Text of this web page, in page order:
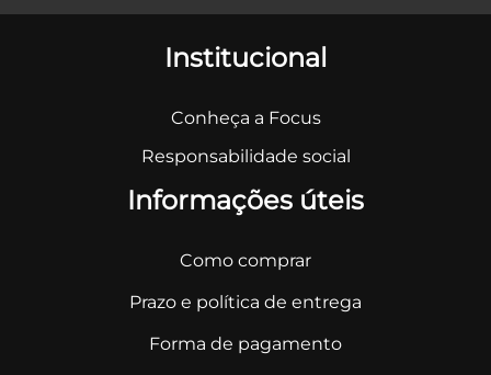
Institucional
Conheça a Focus
Responsabilidade social
Informações úteis
Como comprar
Prazo e política de entrega
Forma de pagamento